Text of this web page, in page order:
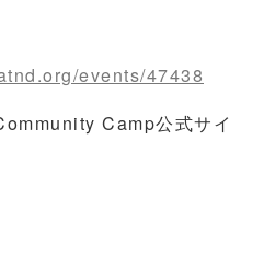
events/47438
Camp公式サイ